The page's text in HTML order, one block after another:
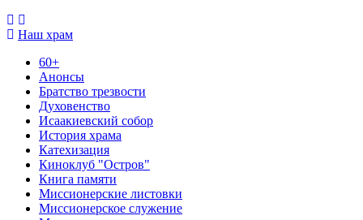
Наш храм
60+
Анонсы
Братство трезвости
Духовенство
Исаакиевский собор
История храма
Катехизация
Киноклуб "Остров"
Книга памяти
Миссионерские листовки
Миссионерское служение